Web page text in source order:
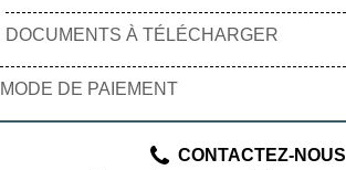
DOCUMENTS À TÉLÉCHARGER
MODE DE PAIEMENT
CONTACTEZ-NOUS